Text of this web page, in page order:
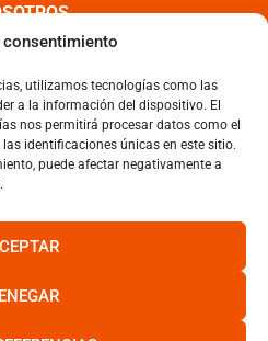
consentimiento
utilizamos tecnologías como las
a la información del dispositivo. El
nos permitirá procesar datos como el
identificaciones únicas en este sitio.
puede afectar negativamente a
Privacidad
de Cookies